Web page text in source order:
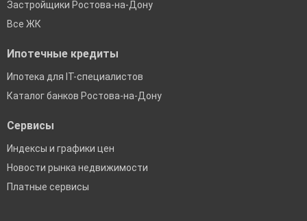
Застройщики Ростова-на-Дону
Все ЖК
Ипотечные кредиты
Ипотека для IT-специалистов
Каталог банков Ростова-на-Дону
Сервисы
Индексы и графики цен
Новости рынка недвижимости
Платные сервисы